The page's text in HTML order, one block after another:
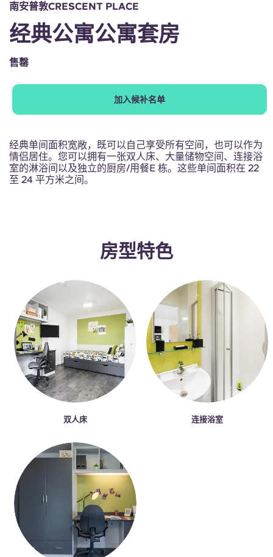
Chinese
Català
Italian
Portuguese
南安普敦CRESCENT PLACE
经典公寓公寓套房
售罄
加入候补名单
经典单间面积宽敞，既可以自己享受所有空间，也可以作为
情侣居住。您可以拥有一张双人床、大量储物空间、连接浴
室的淋浴间以及独立的厨房/用餐E 栋。这些单间面积在 22
至 24 平方米之间。
房型特色
双人床 连接浴室